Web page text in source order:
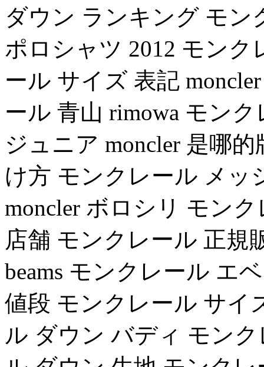
ダウン ランキング モン
ポロシャツ 2012 モン
ール サイズ 表記
ール 青山 rimowa モン
ジュニア moncler 是哪
け方 モンクレール メッ
moncler ボロシリ モン
店舗 モンクレール 正規
beams モンクレール エ
値段 モンクレール サイ
ル ダウン バディ モン